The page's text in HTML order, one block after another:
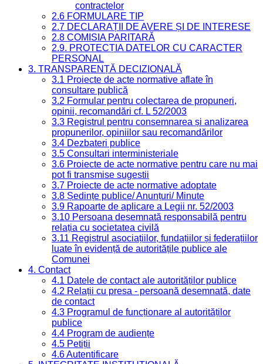
contractelor
2.6 FORMULARE TIP
2.7 DECLARAȚII DE AVERE ȘI DE INTERESE
2.8 COMISIA PARITARĂ
2.9. PROTECȚIA DATELOR CU CARACTER
PERSONAL
3. TRANSPARENȚĂ DECIZIONALĂ
3.1 Proiecte de acte normative aflate în
consultare publică
3.2 Formular pentru colectarea de propuneri,
opinii, recomandări cf. L 52/2003
3.3 Registrul pentru consemnarea și analizarea
propunerilor, opiniilor sau recomandărilor
3.4 Dezbateri publice
3.5 Consultari interministeriale
3.6 Proiecte de acte normative pentru care nu mai
pot fi transmise sugestii
3.7 Proiecte de acte normative adoptate
3.8 Ședințe publice/ Anunțuri/ Minute
3.9 Rapoarte de aplicare a Legii nr. 52/2003
3.10 Persoana desemnată responsabilă pentru
relația cu societatea civilă
3.11 Registrul asociațiilor, fundațiilor și federațiilor
luate în evidență de autoritățile publice ale
Comunei
4. Contact
4.1 Datele de contact ale autorităților publice
4.2 Relații cu presa - persoană desemnată, date
de contact
4.3 Programul de funcționare al autorităților
publice
4.4 Program de audiențe
4.5 Petiții
4.6 Autentificare